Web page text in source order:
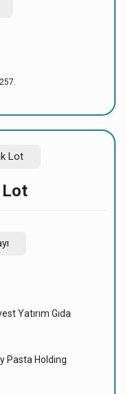
Lot
Yatırım Gıda
Pasta Holding